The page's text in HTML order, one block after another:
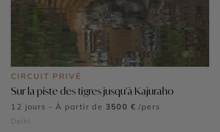
CIRCUIT PRIVÉ
Sur la piste des tigres jusqu'à Kajuraho
12 jours - À partir de 3500 € /pers
Delhi